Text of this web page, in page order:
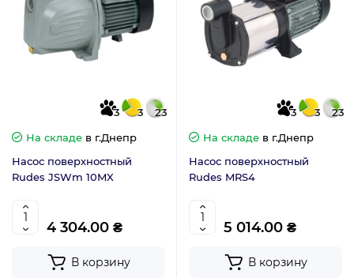
3 3
23
На складе в г.Днепр
Насос поверхностный
Rudes JSWm 10MX
4 304.00 ₴
В корзину
3 3
23
На складе в г.Днепр
Насос поверхностный
Rudes MRS4
5 014.00 ₴
В корзину